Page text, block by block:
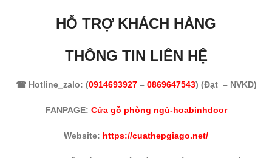
HỖ TRỢ KHÁCH HÀNG
THÔNG TIN LIÊN HỆ
☎ Hotline_zalo: (0914693927 – 0869647543) (Đạt – NVKD)
FANPAGE: Cửa gỗ phòng ngủ-hoabinhdoor
Website: https://cuathepgiago.net/